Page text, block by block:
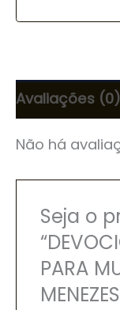
Avaliações (0)
Não há
Seja o
PARA